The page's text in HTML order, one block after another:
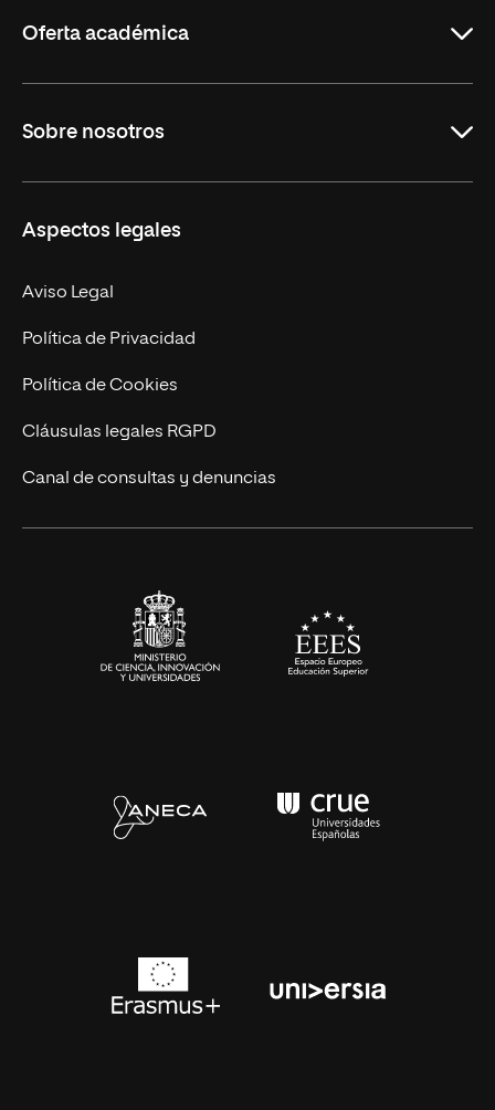
Oferta académica
Másteres Oficiales
Másteres Propios
Doctorados
Experto Universitario
Postgrados
Cursos Universitarios
Sobre nosotros
Facultades
Nuestro Equipo
Trabaja en UNIR
Actualidad
UNIR Revista
Eventos
Aspectos legales
Aviso Legal
Política de Privacidad
Política de Cookies
Cláusulas legales RGPD
Canal de consultas y denuncias